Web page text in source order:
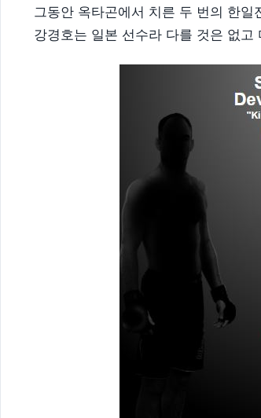
그동안 옥타곤에서 치른 두 번의 한
강경호는 일본 선수라 다를 것은 없